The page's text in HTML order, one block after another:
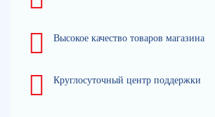
Высокое качество товаров магазина
Круглосуточный центр поддержки